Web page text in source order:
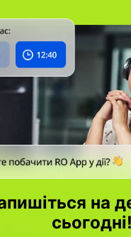
Додаток Дашборд
Відстежуйте стан бізнесу
з нами
Bell Yard, 7, WC2A 2JR